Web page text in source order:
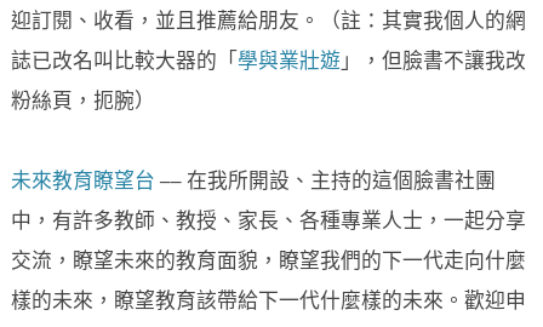
迎訂閱、收看，並且推薦給朋友。（註：其實我個人的網
誌已改名叫比較大器的「 學與業壯遊 」，但臉書不讓我改
粉絲頁，扼腕）
未來教育瞭望台 ── 在我所開設、主持的這個臉書社團
中，有許多教師、教授、家長、各種專業人士，一起分享
交流，瞭望未來的教育面貌，瞭望我們的下一代走向什麼
樣的未來，瞭望教育該帶給下一代什麼樣的未來。歡迎申